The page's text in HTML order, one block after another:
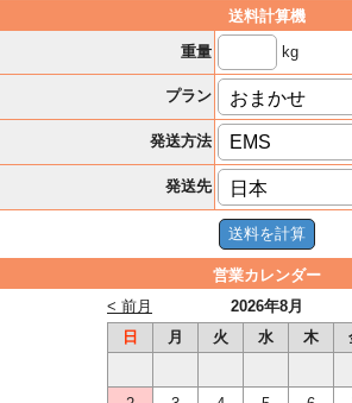
送料計算機
重量
kg
プラン
発送方法
発送先
営業カレンダー
2026年8月
< 前月
日
月 火 水 木